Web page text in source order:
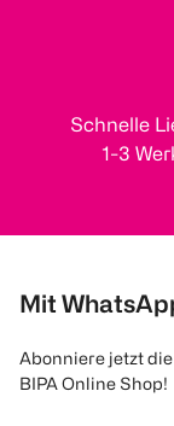
Schnelle
1-3
Mit
Abonniere jetzt
BIPA Online Shop!